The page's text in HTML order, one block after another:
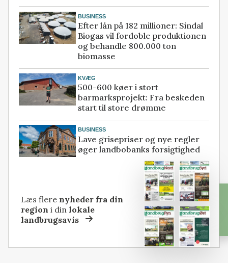
BUSINESS
Efter lån på 182 millioner: Sindal
Biogas vil fordoble produktionen
og behandle 800.000 ton
biomasse
KVÆG
500-600 køer i stort
barmarksprojekt: Fra beskeden
start til store drømme
BUSINESS
Lave grisepriser og nye regler
øger landbobanks forsigtighed
Læs flere nyheder fra din
region i dinlokale
landbrugsavis